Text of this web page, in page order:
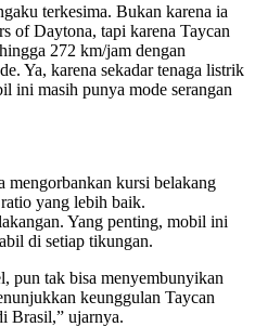
terkesima. Bukan karena ia
of Daytona, tapi karena Taycan
272 km/jam dengan
Ya, karena sekadar tenaga listrik
ini masih punya mode serangan
mengorbankan kursi belakang
yang lebih baik.
Yang penting, mobil ini
di setiap tikungan.
pun tak bisa menyembunyikan
keunggulan Taycan
Brasil,” ujarnya.